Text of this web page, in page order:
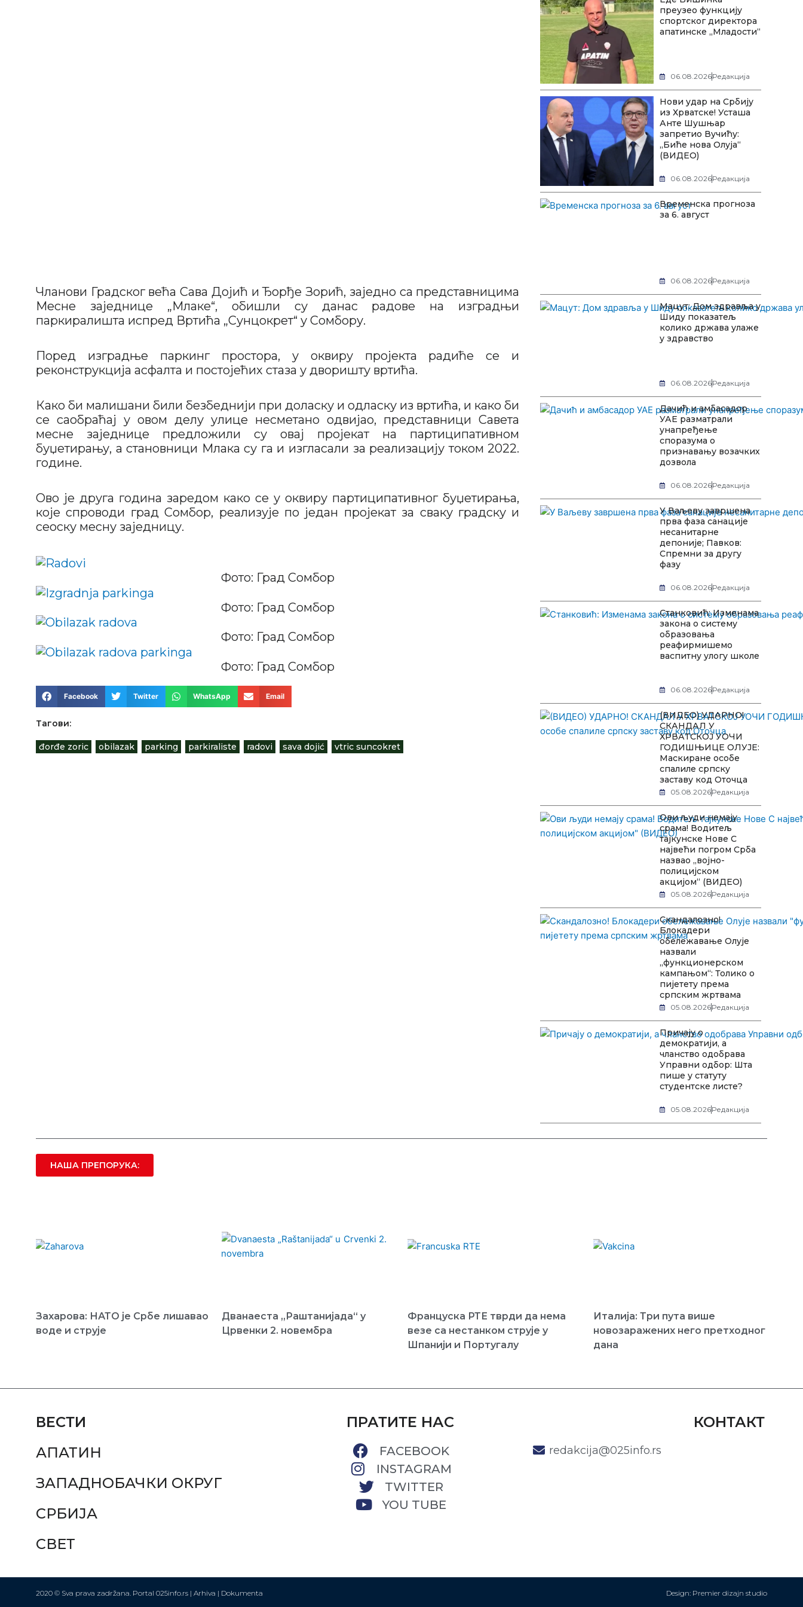
Чланови Градског већа Сава Дојић и Ђорђе Зорић, заједно са представницима
Месне заједнице „Млаке“, обишли су данас радове на изградњи
паркиралишта испред Вртића „Сунцокрет“ у Сомбору.
Поред изградње паркинг простора, у оквиру пројекта радиће се и
реконструкција асфалта и постојећих стаза у дворишту вртића.
Како би малишани били безбеднији при доласку и одласку из вртића, и како би
се саобраћај у овом делу улице несметано одвијао, представници Савета
месне заједнице предложили су овај пројекат на партиципативном
буџетирању, а становници Млака су га и изгласали за реализацију током 2022.
године.
Ово је друга година заредом како се у оквиру партиципативног буџетирања,
које спроводи град Сомбор, реализује по један пројекат за сваку градску и
сеоску месну заједницу.
Фото: Град Сомбор
Фото: Град Сомбор
Фото: Град Сомбор
Фото: Град Сомбор
Facebook Twitter WhatsApp Email
Тагови:
đorđe zoric obilazak parking parkiraliste radovi sava dojić vtric suncokret
преузео функцију
спортског директора
апатинске „Младости“
06.08.2026Редакција
Нови удар на Србију
из Хрватске! Усташа
Анте Шушњар
запретио Вучићу:
„Биће нова Олуја“
(ВИДЕО)
06.08.2026Редакција
Временска прогноза
за 6. август
06.08.2026Редакција
Мацут: Дом здравља у
Шиду показатељ
колико држава улаже
у здравство
06.08.2026Редакција
Дачић и амбасадор
УАЕ разматрали
унапређење
споразума о
признавању возачких
дозвола
06.08.2026Редакција
У Ваљеву завршена
прва фаза санације
несанитарне
депоније; Павков:
Спремни за другу
фазу
06.08.2026Редакција
Станковић: Изменама
закона о систему
образовања
реафирмишемо
васпитну улогу школе
06.08.2026Редакција
(ВИДЕО) УДАРНО!
СКАНДАЛ У
ХРВАТСКОЈ УОЧИ
ГОДИШЊИЦЕ ОЛУЈЕ:
Маскиране особе
спалиле српску
заставу код Оточца
05.08.2026Редакција
Ови људи немају
срама! Водитељ
тајкунске Нове С
највећи погром Срба
назвао „војно-
полицијском
акцијом“ (ВИДЕО)
05.08.2026Редакција
Скандалозно!
Блокадери
обележавање Олује
назвали
„функционерском
кампањом“: Толико о
пијетету према
српским жртвама
05.08.2026Редакција
Причају о
демократији, а
чланство одобрава
Управни одбор: Шта
пише у статуту
студентске листе?
05.08.2026Редакција
НАША ПРЕПОРУКА:
Захарова: НАТО је Србе лишавао
воде и струје
Дванаеста „Раштанијада“ у
Црвенки 2. новембра
Француска РТЕ тврди да нема
везе са нестанком струје у
Шпанији и Португалу
Италија: Три пута више
новозаражених него претходног
дана
ВЕСТИ
АПАТИН
ЗАПАДНОБАЧКИ ОКРУГ
СРБИЈА
СВЕТ
ПРАТИТЕ НАС
FACEBOOK
INSTAGRAM
TWITTER
YOU TUBE
КОНТАКТ
redakcija@025info.rs
2020 © Sva prava zadržana. Portal 025info.rs | Arhiva | Dokumenta Design: Premier dizajn studio